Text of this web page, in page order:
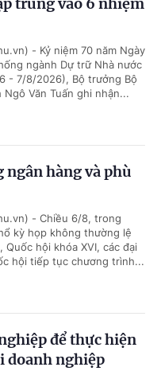
- Kỷ niệm 70 năm Ngày
ngành Dự trữ Nhà nước
- 7/8/2026), Bộ trưởng Bộ
Ngô Văn Tuấn ghi nhận...
ngân hàng và phù
- Chiều 6/8, trong
kỳ họp không thường lệ
Quốc hội khóa XVI, các đại
hội tiếp tục chương trình...
để thực hiện
doanh nghiệp